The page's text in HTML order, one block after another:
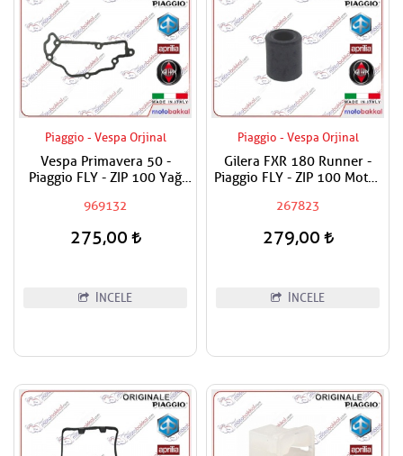
Piaggio - Vespa Orjinal
Vespa Primavera 50 -
Piaggio FLY - ZIP 100 Yağ
969132
275,00
İNCELE
Piaggio - Vespa Orjinal
Gilera FXR 180 Runner -
Piaggio FLY - ZIP 100 Motor
267823
279,00
İNCELE